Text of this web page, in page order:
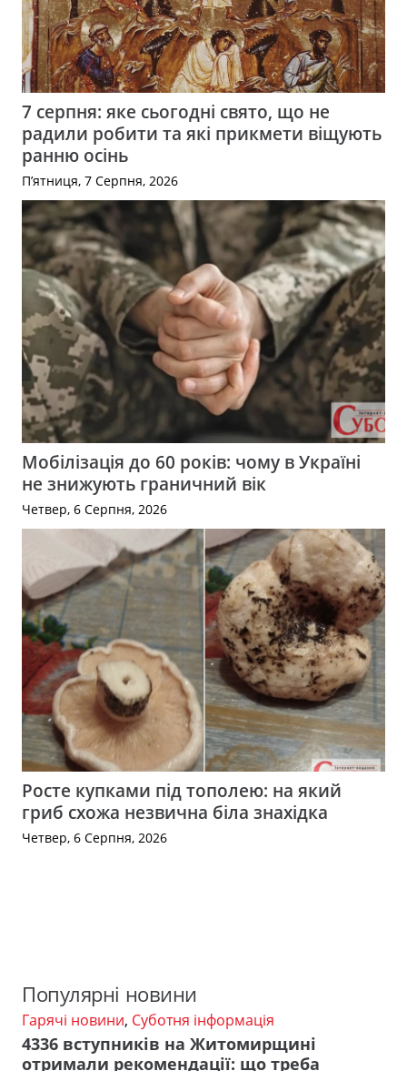
7 серпня: яке сьогодні свято, що не
радили робити та які прикмети віщують
ранню осінь
П’ятниця, 7 Серпня, 2026
Мобілізація до 60 років: чому в Україні
не знижують граничний вік
Четвер, 6 Серпня, 2026
Росте купками під тополею: на який
гриб схожа незвична біла знахідка
Четвер, 6 Серпня, 2026
Популярні новини
Гарячі новини, Суботня інформація
4336 вступників на Житомирщині
отримали рекомендації: що треба